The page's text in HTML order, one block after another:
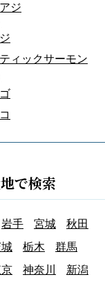
ジ
ィックサーモン
ビ
で検索
岩手 宮城
秋田
栃木
群馬
神奈川
新潟